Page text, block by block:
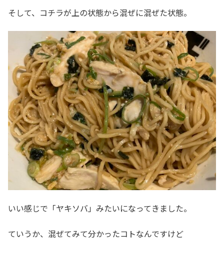
そして、コチラが上の状態から混ぜに混ぜた状態。
いい感じで「ヤキソバ」みたいになってきました。
ていうか、混ぜてみて分かったコトなんですけど